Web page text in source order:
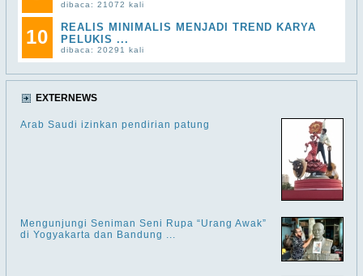
dibaca: 21072 kali
10
REALIS MINIMALIS MENJADI TREND KARYA
PELUKIS ...
dibaca: 20291 kali
EXTERNEWS
Arab Saudi izinkan pendirian patung
Mengunjungi Seniman Seni Rupa “Urang Awak”
di Yogyakarta dan Bandung ...